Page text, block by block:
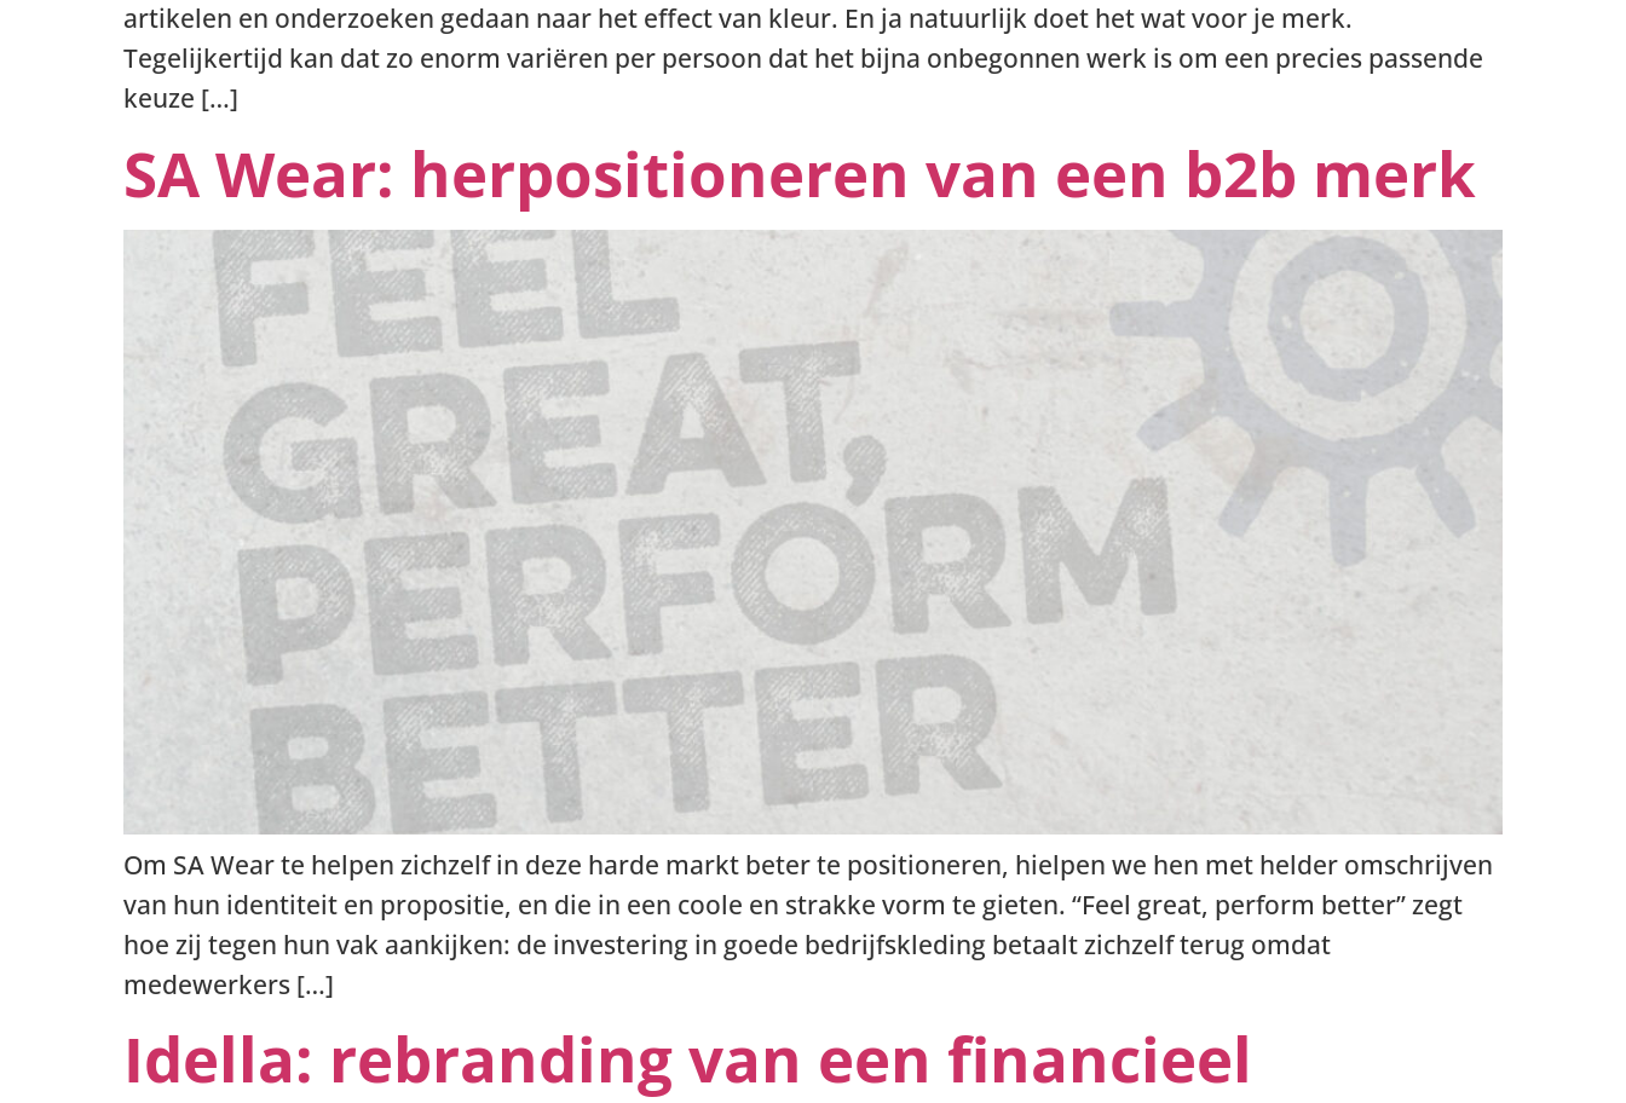
artikelen en onderzoeken gedaan naar het effect van kleur. En ja natuurlijk doet het wat voor je merk.
Tegelijkertijd kan dat zo enorm variëren per persoon dat het bijna onbegonnen werk is om een precies passende
keuze […]
SA Wear: herpositioneren van een b2b merk
Om SA Wear te helpen zichzelf in deze harde markt beter te positioneren, hielpen we hen met helder omschrijven
van hun identiteit en propositie, en die in een coole en strakke vorm te gieten. “Feel great, perform better” zegt
hoe zij tegen hun vak aankijken: de investering in goede bedrijfskleding betaalt zichzelf terug omdat
medewerkers […]
Idella: rebranding van een financieel